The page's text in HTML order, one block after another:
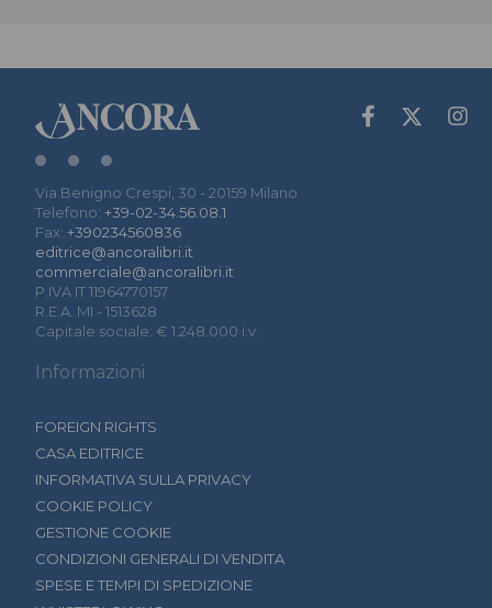
Via Benigno Crespi, 30 - 20159 Milano
Telefono: +39-02-34.56.08.1
Fax: +390234560836
editrice@ancoralibri.it
commerciale@ancoralibri.it
P.IVA IT 11964770157
R.E.A. MI - 1513628
Capitale sociale: € 1.248.000 i.v.
Informazioni
FOREIGN RIGHTS
CASA EDITRICE
INFORMATIVA SULLA PRIVACY
COOKIE POLICY
GESTIONE COOKIE
CONDIZIONI GENERALI DI VENDITA
SPESE E TEMPI DI SPEDIZIONE